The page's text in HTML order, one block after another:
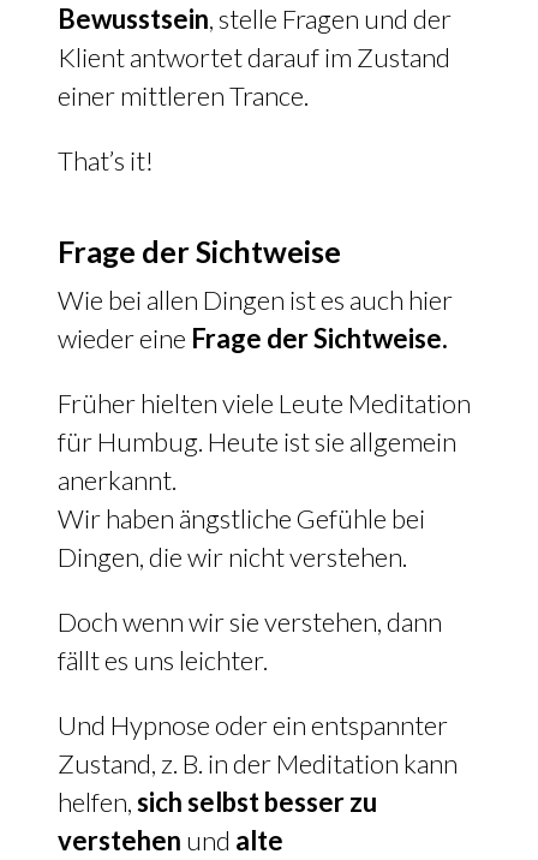
Bewusstsein, stelle Fragen und der
Klient antwortet darauf im Zustand
einer mittleren Trance.
That’s it!
Frage der Sichtweise
Wie bei allen Dingen ist es auch hier
wieder eine Frage der Sichtweise.
Früher hielten viele Leute Meditation
für Humbug. Heute ist sie allgemein
anerkannt.
Wir haben ängstliche Gefühle bei
Dingen, die wir nicht verstehen.
Doch wenn wir sie verstehen, dann
fällt es uns leichter.
Und Hypnose oder ein entspannter
Zustand, z. B. in der Meditation kann
helfen,sich selbst besser zu
verstehen und alte